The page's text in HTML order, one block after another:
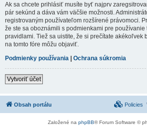
Ak sa chcete prihlásiť musíte byť najprv
pár sekúnd a dáva vám väčšie možnosti.
registrovaným používateľom rozšírené právomoci.
že ste sa oboznámili s podmienkami pre používanie
pravidlami. Tiež sa uistite, že si prečítate akékoľvek
na tomto fóre môžu objaviť.
Podmienky používania | Ochrana súkromia
Vytvoriť účet
Obsah portálu Policies
Založené na phpBB® Forum Software ©